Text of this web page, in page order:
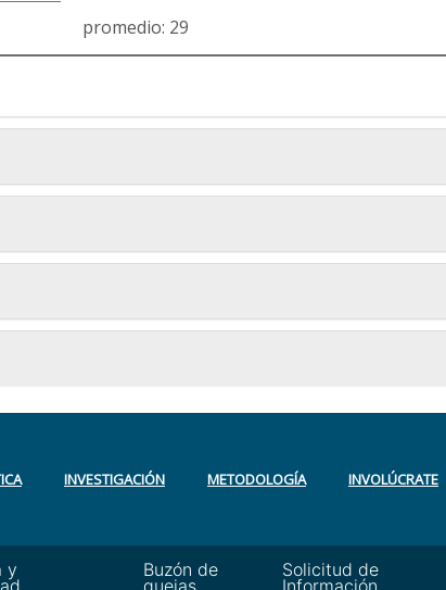
promedio: 29
INVESTIGACIÓN METODOLOGÍA INVOLÚCRATE